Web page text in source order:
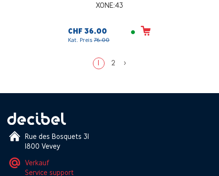
XONE:43
CHF 36.00
Kat. Preis 76.00
1 2 >
Rue des Bosquets 31
1800 Vevey
Verkauf
Service support